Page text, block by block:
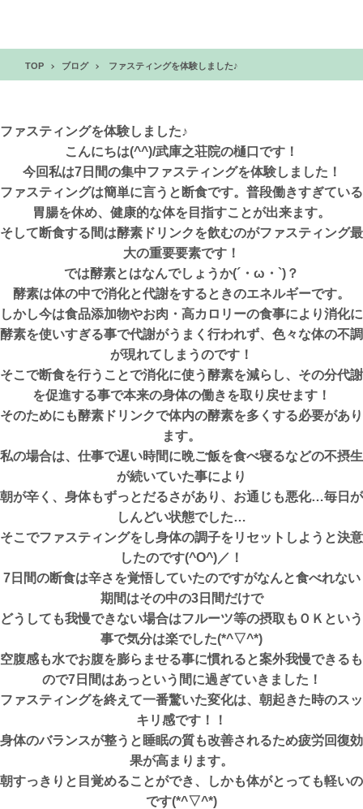
TOP ブログ ファスティングを体験しました♪
ファスティングを体験しました♪
こんにちは(^^)/武庫之荘院の樋口です！
今回私は7日間の集中ファスティングを体験しました！
ファスティングは簡単に言うと断食です。普段働きすぎている
胃腸を休め、健康的な体を目指すことが出来ます。
そして断食する間は酵素ドリンクを飲むのがファスティング最
大の重要要素です！
では酵素とはなんでしょうか(´・ω・`)？
酵素は体の中で消化と代謝をするときのエネルギーです。
しかし今は食品添加物やお肉・高カロリーの食事により消化に
酵素を使いすぎる事で代謝がうまく行われず、色々な体の不調
が現れてしまうのです！
そこで断食を行うことで消化に使う酵素を減らし、その分代謝
を促進する事で本来の身体の働きを取り戻せます！
そのためにも酵素ドリンクで体内の酵素を多くする必要があり
ます。
私の場合は、仕事で遅い時間に晩ご飯を食べ寝るなどの不摂生
が続いていた事により
朝が辛く、身体もずっとだるさがあり、お通じも悪化…毎日が
しんどい状態でした…
そこでファスティングをし身体の調子をリセットしようと決意
したのです(^O^)／！
7日間の断食は辛さを覚悟していたのですがなんと食べれない
期間はその中の3日間だけで
どうしても我慢できない場合はフルーツ等の摂取もＯＫという
事で気分は楽でした(*^▽^*)
空腹感も水でお腹を膨らませる事に慣れると案外我慢できるも
ので7日間はあっという間に過ぎていきました！
ファスティングを終えて一番驚いた変化は、朝起きた時のスッ
キリ感です！！
身体のバランスが整うと睡眠の質も改善されるため疲労回復効
果が高まります。
朝すっきりと目覚めることができ、しかも体がとっても軽いの
です(*^▽^*)